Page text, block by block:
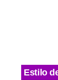
Estilo